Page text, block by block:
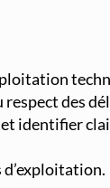
des
identifier